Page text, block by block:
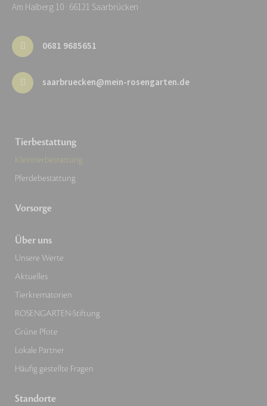
Am Halberg 10 · 66121 Saarbrücken
0681 9685651
saarbruecken@mein-rosengarten.de
Tierbestattung
Kleintierbestattung
Pferdebestattung
Vorsorge
Über uns
Unsere Werte
Aktuelles
Tierkrematorien
ROSENGARTEN-Stiftung
Grüne Pfote
Lokale Partner
Häufig gestellte Fragen
Standorte